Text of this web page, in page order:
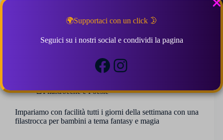
🌍Supportaci con un click 🌛
Seguici su i nostri social e condividi la pagina
Facebook
Instagram
📒Filastrocche e Poesie
Impariamo con facilità tutti i giorni della settimana con una
filastrocca per bambini a tema fantasy e magia